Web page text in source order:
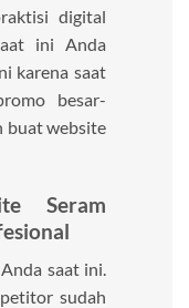
digital
ini Anda
karena saat
besar-
buat website
Seram
saat ini.
sudah